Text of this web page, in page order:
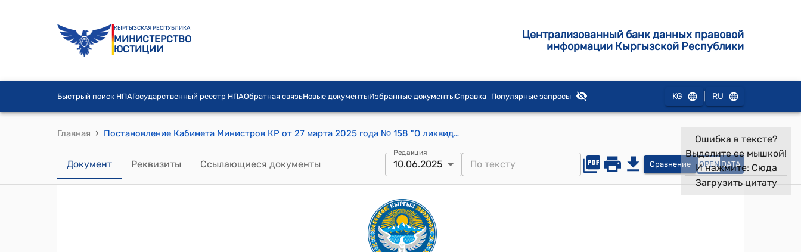
КЫРГЫЗСКАЯ РЕСПУБЛИКА
МИНИСТЕРСТВО
ЮСТИЦИИ
Централизованный банк данных правовой
информации Кыргызской Республики
Быстрый поиск НПАГосударственный реестр НПАОбратная связьНовые документыИзбранные документыСправка Популярные запросы KG RU
Главная › Постановление Кабинета Министров КР от 27 марта 2025 года № 158 "О ликвидации Центра исследования информационной среды при Министерстве культуры, информации, спорта и молодежной политики Кыргызской Республики"
Документ Реквизиты Ссылающиеся документы
Редакция
10.06.2025 Сравнение OPEN DATA
Ошибка в тексте?
Выделите ее мышкой!
И нажмите: Сюда
Загрузить цитату